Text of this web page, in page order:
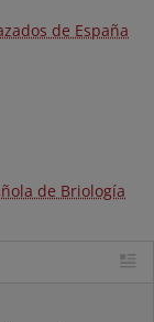
de España
de Briología